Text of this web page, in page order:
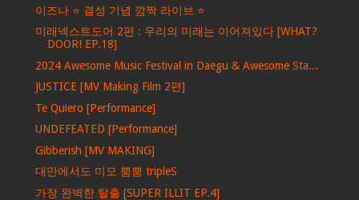
이즈나 ⭐ 결성 기념 깜짝 라이브 ⭐
미래넥스트도어 2편 : 우리의 미래는 이어져있다 [WHAT?
DOOR! EP.18]
2024 Awesome Music Festival in Daegu & Awesome Sta...
JUSTICE [MV Making Film 2편]
Te Quiero [Performance]
UNDEFEATED [Performance]
Gibberish [MV MAKING]
대만에서도 미모 뿜뿜 tripleS
가장 완벽한 탈출 [SUPER ILLIT EP.4]